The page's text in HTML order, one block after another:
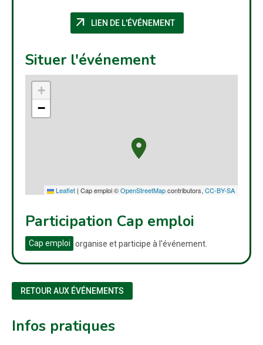
arrow_outward LIEN DE L'ÉVÉNEMENT(NOUVELLE FENÊTRE)
Situer l'événement
+
−
Leaflet | Cap emploi ©OpenStreetMapcontributors, CC-BY-SA
Participation Cap emploi
Cap emploi organise et participe à l'événement.
RETOUR AUX ÉVÉNEMENTS
Infos pratiques